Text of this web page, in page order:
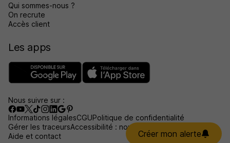
Créer mon alerte
Qui sommes-nous ?
On recrute
Accès client
Les apps
Nous suivre sur :
Informations légalesCGUPolitique de confidentialité
Gérer les traceursAccessibilité : non conforme
Aide et contact